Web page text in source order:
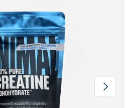
Avanti